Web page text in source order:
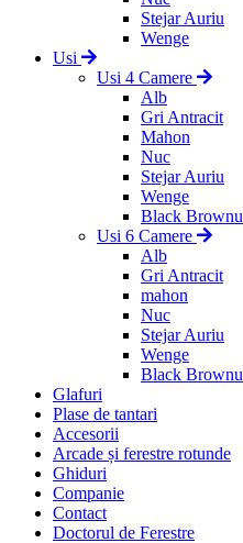
Stejar Auriu
Wenge
Usi
Usi 4 Camere
Alb
Gri Antracit
Mahon
Nuc
Stejar Auriu
Wenge
Black Brownu
Usi 6 Camere
Alb
Gri Antracit
mahon
Nuc
Stejar Auriu
Wenge
Black Brownu
Glafuri
Plase de tantari
Accesorii
Arcade și ferestre rotunde
Ghiduri
Companie
Contact
Doctorul de Ferestre